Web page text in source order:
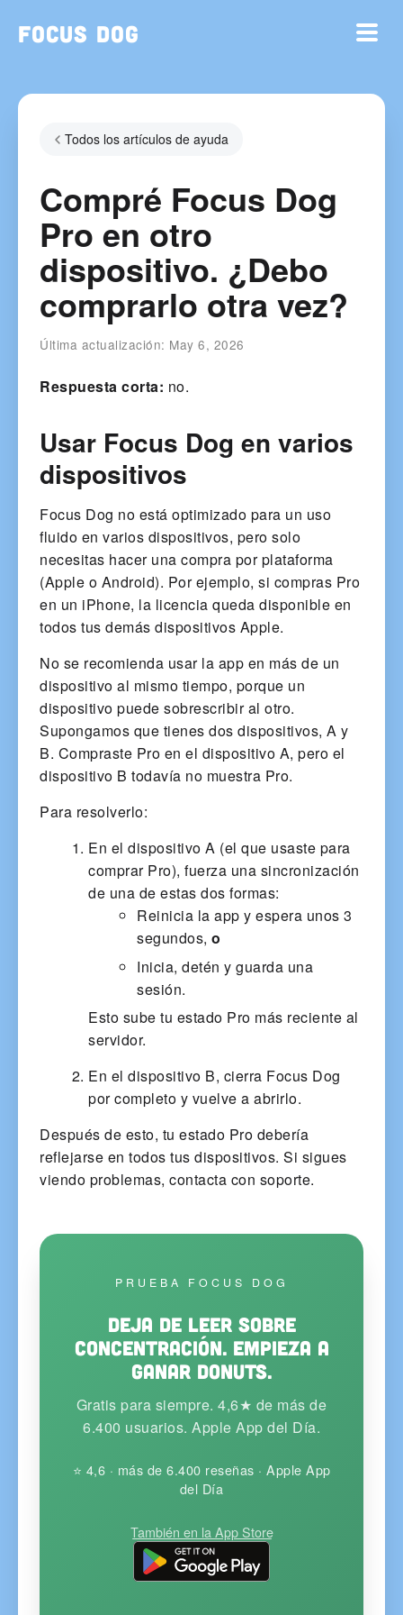
Focus Dog
Todos los artículos de ayuda
Compré Focus Dog
Pro en otro
dispositivo. ¿Debo
comprarlo otra vez?
Última actualización: May 6, 2026
Respuesta corta: no.
Usar Focus Dog en varios
dispositivos
Focus Dog no está optimizado para un uso
fluido en varios dispositivos, pero solo
necesitas hacer una compra por plataforma
(Apple o Android). Por ejemplo, si compras Pro
en un iPhone, la licencia queda disponible en
todos tus demás dispositivos Apple.
No se recomienda usar la app en más de un
dispositivo al mismo tiempo, porque un
dispositivo puede sobrescribir al otro.
Supongamos que tienes dos dispositivos, A y
B. Compraste Pro en el dispositivo A, pero el
dispositivo B todavía no muestra Pro.
Para resolverlo:
En el dispositivo A (el que usaste para
comprar Pro), fuerza una sincronización
de una de estas dos formas:
Reinicia la app y espera unos 3
segundos, o
Inicia, detén y guarda una
sesión.
Esto sube tu estado Pro más reciente al
servidor.
En el dispositivo B, cierra Focus Dog
por completo y vuelve a abrirlo.
Después de esto, tu estado Pro debería
reflejarse en todos tus dispositivos. Si sigues
viendo problemas, contacta con soporte.
PRUEBA FOCUS DOG
Deja de leer sobre
concentración. Empieza a
ganar donuts.
Gratis para siempre. 4,6★ de más de
6.400 usuarios. Apple App del Día.
⭐ 4,6 · más de 6.400 reseñas · Apple App
del Día
También en la App Store